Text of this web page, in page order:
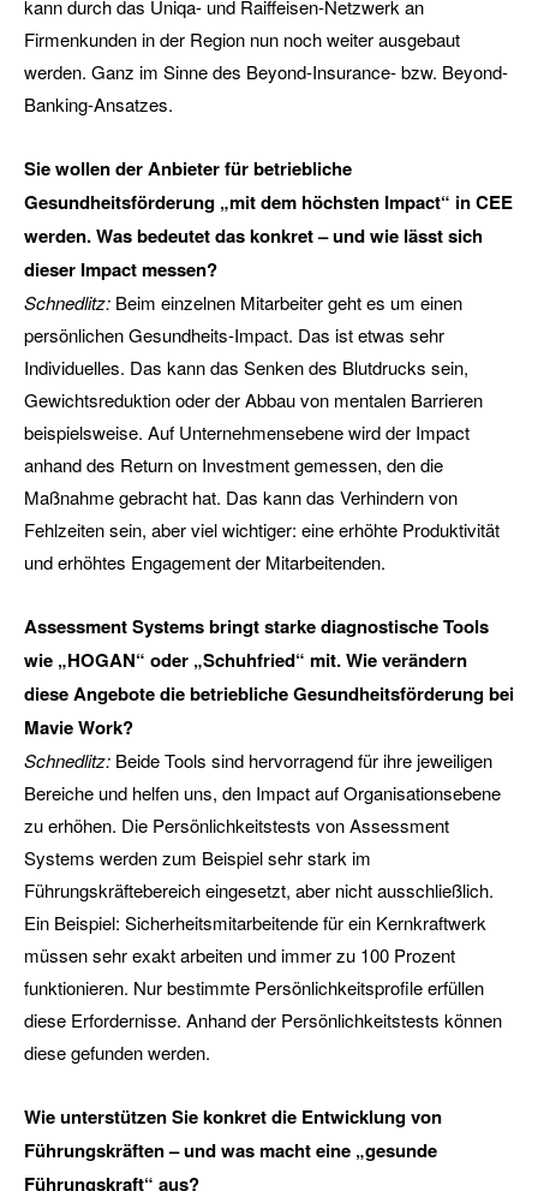
kann durch das Uniqa- und Raiffeisen-Netzwerk an
Firmenkunden in der Region nun noch weiter ausgebaut
werden. Ganz im Sinne des Beyond-Insurance- bzw. Beyond-
Banking-Ansatzes.
Sie wollen der Anbieter für betriebliche
Gesundheitsförderung „mit dem höchsten Impact“ in CEE
werden. Was bedeutet das konkret – und wie lässt sich
dieser Impact messen?
Schnedlitz: Beim einzelnen Mitarbeiter geht es um einen
persönlichen Gesundheits-Impact. Das ist etwas sehr
Individuelles. Das kann das Senken des Blutdrucks sein,
Gewichtsreduktion oder der Abbau von mentalen Barrieren
beispielsweise. Auf Unternehmensebene wird der Impact
anhand des Return on Investment gemessen, den die
Maßnahme gebracht hat. Das kann das Verhindern von
Fehlzeiten sein, aber viel wichtiger: eine erhöhte Produktivität
und erhöhtes Engagement der Mitarbeitenden.
Assessment Systems bringt starke diagnostische Tools
wie „HOGAN“ oder „Schuhfried“ mit. Wie verändern
diese Angebote die betriebliche Gesundheitsförderung bei
Mavie Work?
Schnedlitz: Beide Tools sind hervorragend für ihre jeweiligen
Bereiche und helfen uns, den Impact auf Organisationsebene
zu erhöhen. Die Persönlichkeitstests von Assessment
Systems werden zum Beispiel sehr stark im
Führungskräftebereich eingesetzt, aber nicht ausschließlich.
Ein Beispiel: Sicherheitsmitarbeitende für ein Kernkraftwerk
müssen sehr exakt arbeiten und immer zu 100 Prozent
funktionieren. Nur bestimmte Persönlichkeitsprofile erfüllen
diese Erfordernisse. Anhand der Persönlichkeitstests können
diese gefunden werden.
Wie unterstützen Sie konkret die Entwicklung von
Führungskräften – und was macht eine „gesunde
Führungskraft“ aus?